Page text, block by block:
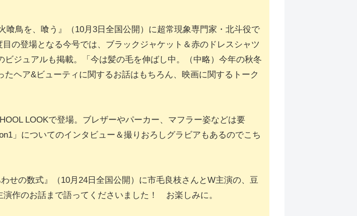
喰鳥を、喰う』（10月3日全国公開）に超常現象専門家・北斗役で
の登場となる今号では、ブラックジャケット＆赤のドレスシャツ
ジュアルも掲載。「今は髪の毛を伸ばし中。（中略）今年の秋冬
ヘア&ビューティに関するお話はもちろん、映画に関するトーク
LOOKで登場。ブレザーやパーカー、マフラー姿などは要
」についてのインタビュー＆撮りおろしグラビアもあるのでこち
せの数式』（10月24日全国公開）に市毛良枝さんとW主演の、豆
作のお話まで語ってくださいました！ お楽しみに。